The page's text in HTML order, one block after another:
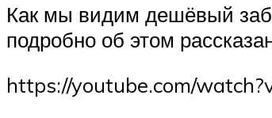
Как мы видим дешёвый
подробно об этом
https://youtube.com/